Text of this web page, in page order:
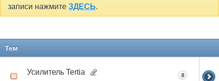
записи нажмите ЗДЕСЬ.
Тем
Усилитель Tertia 8